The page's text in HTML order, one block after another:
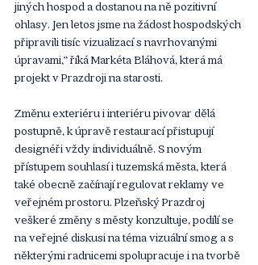
jiných hospod a dostanou na ně pozitivní
ohlasy. Jen letos jsme na žádost hospodských
připravili tisíc vizualizací s navrhovanými
úpravami,“ říká Markéta Bláhová, která má
projekt v Prazdroji na starosti.
Změnu exteriéru i interiéru pivovar dělá
postupně, k úpravě restaurací přistupují
designéři vždy individuálně. S novým
přístupem souhlasí i tuzemská města, která
také obecně začínají regulovat reklamy ve
veřejném prostoru. Plzeňský Prazdroj
veškeré změny s městy konzultuje, podílí se
na veřejné diskusi na téma vizuální smog a s
některými radnicemi spolupracuje i na tvorbě